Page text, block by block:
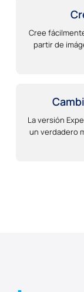
Cree
partir de
La versión
un verdadero